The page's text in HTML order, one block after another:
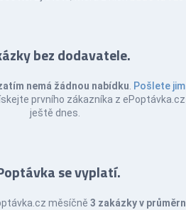
bez dodavatele.
nemá žádnou nabídku Pošlete jim
prvního zákazníka z ePoptávka.cz
ještě dnes.
se vyplatí.
měsíčně 3 zakázky v